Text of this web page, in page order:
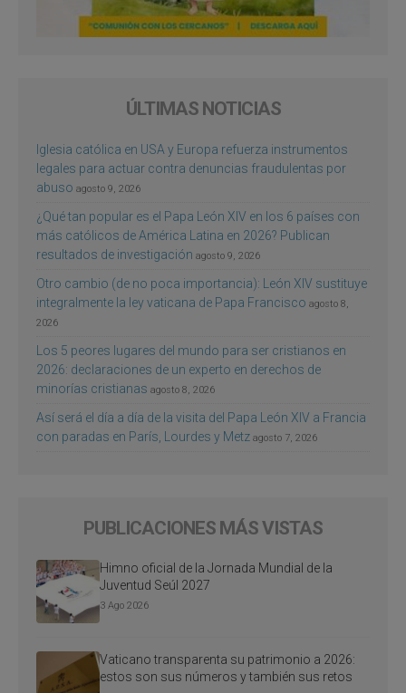
ÚLTIMAS NOTICIAS
Iglesia católica en USA y Europa refuerza instrumentos
legales para actuar contra denuncias fraudulentas por
abuso agosto 9, 2026
¿Qué tan popular es el Papa León XIV en los 6 países con
más católicos de América Latina en 2026? Publican
resultados de investigación agosto 9, 2026
Otro cambio (de no poca importancia): León XIV sustituye
integralmente la ley vaticana de Papa Francisco agosto 8,
2026
Los 5 peores lugares del mundo para ser cristianos en
2026: declaraciones de un experto en derechos de
minorías cristianas agosto 8, 2026
Así será el día a día de la visita del Papa León XIV a Francia
con paradas en París, Lourdes y Metz agosto 7, 2026
PUBLICACIONES MÁS VISTAS
Himno oficial de la Jornada Mundial de la
Juventud Seúl 2027
3 Ago 2026
Vaticano transparenta su patrimonio a 2026:
estos son sus números y también sus retos